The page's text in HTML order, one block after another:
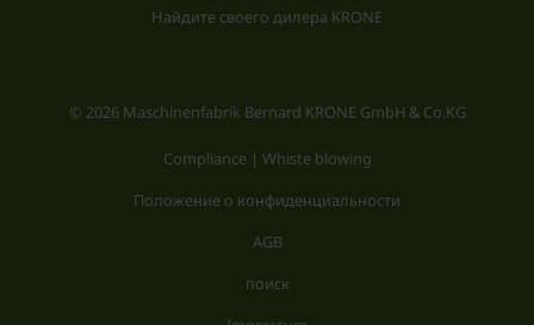
Найдите своего дилера KRONE
© 2026 Maschinenfabrik Bernard KRONE GmbH & Co.KG
Compliance | Whiste blowing
Положение о конфиденциальности
AGB
поиск